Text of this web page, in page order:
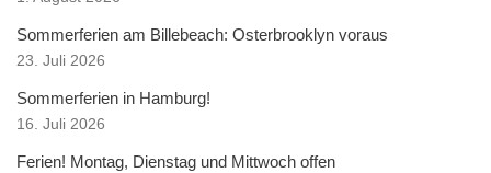
Sommerferien am Billebeach: Osterbrooklyn voraus
23. Juli 2026
Sommerferien in Hamburg!
16. Juli 2026
Ferien! Montag, Dienstag und Mittwoch offen